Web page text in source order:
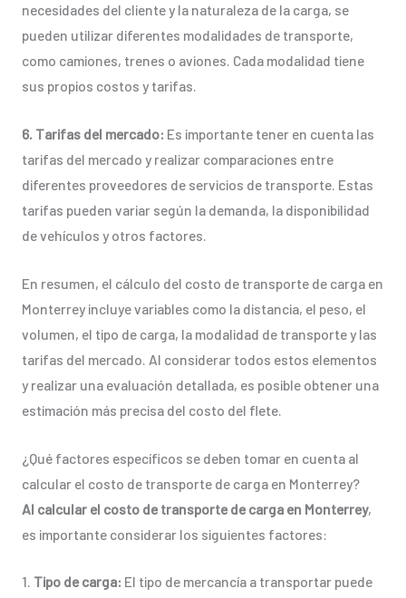
necesidades del cliente y la naturaleza de la carga, se
pueden utilizar diferentes modalidades de transporte,
como camiones, trenes o aviones. Cada modalidad tiene
sus propios costos y tarifas.
6. Tarifas del mercado: Es importante tener en cuenta las
tarifas del mercado y realizar comparaciones entre
diferentes proveedores de servicios de transporte. Estas
tarifas pueden variar según la demanda, la disponibilidad
de vehículos y otros factores.
En resumen, el cálculo del costo de transporte de carga en
Monterrey incluye variables como la distancia, el peso, el
volumen, el tipo de carga, la modalidad de transporte y las
tarifas del mercado. Al considerar todos estos elementos
y realizar una evaluación detallada, es posible obtener una
estimación más precisa del costo del flete.
¿Qué factores específicos se deben tomar en cuenta al
calcular el costo de transporte de carga en Monterrey?
Al calcular el costo de transporte de carga en Monterrey,
es importante considerar los siguientes factores:
1. Tipo de carga: El tipo de mercancía a transportar puede